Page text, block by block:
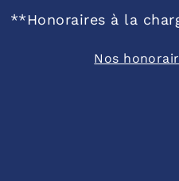
**Honoraires à la
Nos